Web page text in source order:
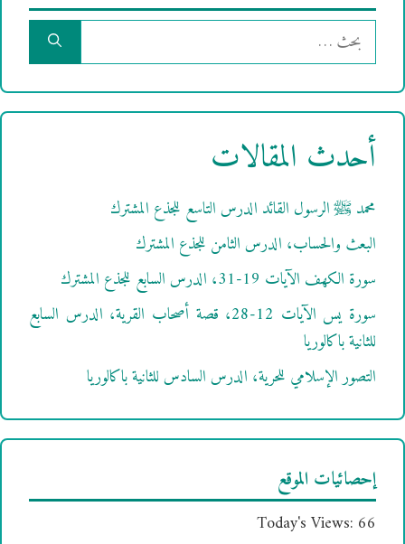
البحث
عن:
أحدث المقالات
محمد ﷺ الرسول القائد الدرس التاسع للجذع المشترك
البعث والحساب، الدرس الثامن للجذع المشترك
سورة الكهف الآيات 19-31، الدرس السابع للجذع المشترك
سورة يس الآيات 12-28، قصة أصحاب القرية، الدرس السابع
للثانية باكالوريا
التصور الإسلامي للحرية، الدرس السادس للثانية باكالوريا
إحصائيات الموقع
Today's Views: 66